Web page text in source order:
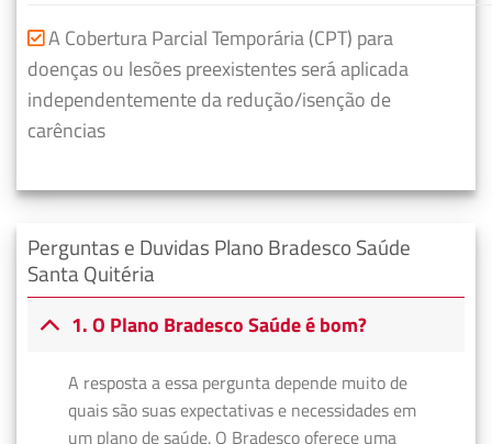
A Cobertura Parcial Temporária (CPT) para
doenças ou lesões preexistentes será aplicada
independentemente da redução/isenção de
carências
Perguntas e Duvidas Plano Bradesco Saúde
Santa Quitéria
1. O Plano Bradesco Saúde é bom?
A resposta a essa pergunta depende muito de
quais são suas expectativas e necessidades em
um plano de saúde. O Bradesco oferece uma